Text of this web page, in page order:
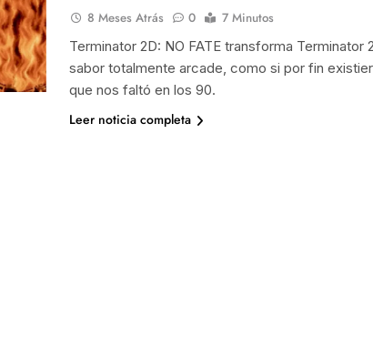
8 Meses Atrás 0
7 Minutos
Terminator 2D: NO FATE transforma Terminator
sabor totalmente arcade, como si por fin
que nos faltó en los 90.
Leer noticia completa